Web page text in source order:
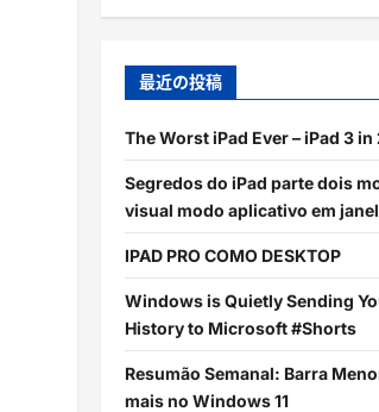
最近の投稿
The Worst iPad Ever – iPad 3
Segredos do iPad parte dois
visual modo aplicativo em
IPAD PRO COMO DESKTOP
Windows is Quietly Sending
History to Microsoft #Shorts
Resumão Semanal: Barra
mais no Windows 11